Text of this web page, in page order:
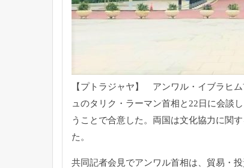
【プトラジャヤ】 アンワル・ イブラヒ
ュのタリク・ラーマン首相と22日に会談し
うことで合意した。両国は文化協力に関す
た。
共同記者会見でアンワル首相は、貿易・投